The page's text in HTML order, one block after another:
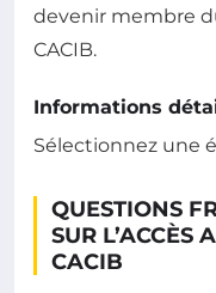
devenir membre
CACIB.
Informations
Sélectionnez une
QUESTIONS
SUR L’ACCÈS
CACIB